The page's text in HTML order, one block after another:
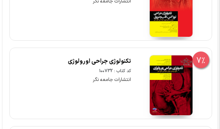
7% تکنولوژی جراحی اورولوژی
کد کتاب : 100732
انتشارات جامعه نگر